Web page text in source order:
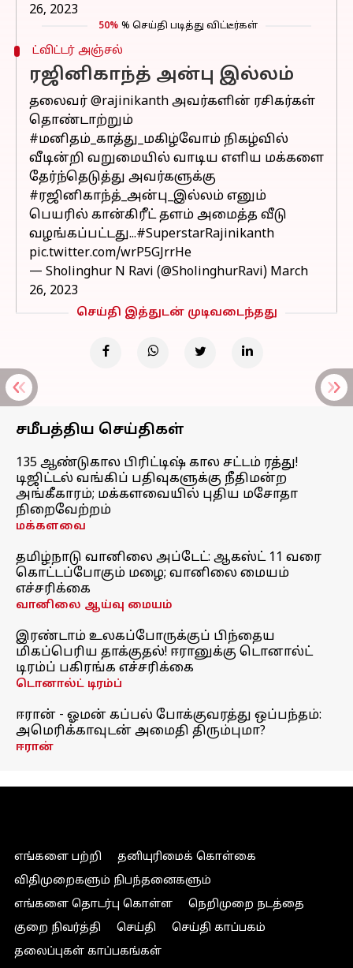
26, 2023
50% % செய்தி படித்து விட்டீர்கள்
ட்விட்டர் அஞ்சல்
ரஜினிகாந்த் அன்பு இல்லம்
தலைவர் @rajinikanth அவர்களின் ரசிகர்கள்
தொண்டாற்றும்
#மனிதம்_காத்து_மகிழ்வோம் நிகழ்வில்
வீடின்றி வறுமையில் வாடிய எளிய மக்களை
தேர்ந்தெடுத்து அவர்களுக்கு
#ரஜினிகாந்த்_அன்பு_இல்லம் எனும்
பெயரில் கான்கிரீட் தளம் அமைத்த வீடு
வழங்கப்பட்டது...#SuperstarRajinikanth
pic.twitter.com/wrP5GJrrHe
— Sholinghur N Ravi (@SholinghurRavi) March
26, 2023
செய்தி இத்துடன் முடிவடைந்தது
சமீபத்திய செய்திகள்
135 ஆண்டுகால பிரிட்டிஷ் கால சட்டம் ரத்து!
டிஜிட்டல் வங்கிப் பதிவுகளுக்கு நீதிமன்ற
அங்கீகாரம்; மக்களவையில் புதிய மசோதா
நிறைவேற்றம்
மக்களவை
தமிழ்நாடு வானிலை அப்டேட்: ஆகஸ்ட் 11 வரை
கொட்டப்போகும் மழை; வானிலை மையம்
எச்சரிக்கை
வானிலை ஆய்வு மையம்
இரண்டாம் உலகப்போருக்குப் பிந்தைய
மிகப்பெரிய தாக்குதல்! ஈரானுக்கு டொனால்ட்
டிரம்ப் பகிரங்க எச்சரிக்கை
டொனால்ட் டிரம்ப்
ஈரான் - ஓமன் கப்பல் போக்குவரத்து ஒப்பந்தம்:
அமெரிக்காவுடன் அமைதி திரும்புமா?
ஈரான்
எங்களை பற்றி
தனியுரிமைக் கொள்கை
விதிமுறைகளும் நிபந்தனைகளும்
எங்களை தொடர்பு கொள்ள
நெறிமுறை நடத்தை
குறை நிவர்த்தி
செய்தி
செய்தி காப்பகம்
தலைப்புகள் காப்பகங்கள்